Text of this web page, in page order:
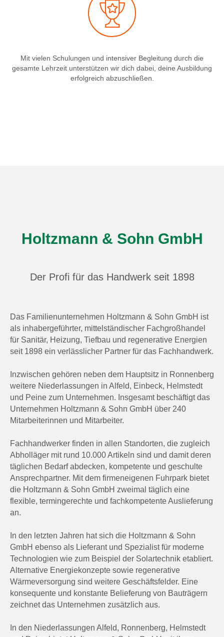
Mit vielen Schulungen und intensiver Begleitung durch die
gesamte Lehrzeit unterstützen wir dich dabei, deine Ausbildung
erfolgreich abzuschließen.
Holtzmann & Sohn GmbH
Der Profi für das Handwerk seit 1898
Das Familienunternehmen Holtzmann & Sohn GmbH ist
als inhabergeführter, mittelständischer Fachgroßhandel
für Sanitär, Heizung, Tiefbau und regenerative Energien
seit 1898 ein verlässlicher Partner für das Fachhandwerk.
Inzwischen gehören neben dem Hauptsitz in Ronnenberg
weitere Niederlassungen in Alfeld, Einbeck, Helmstedt
und Peine zum Unternehmen. Insgesamt beschäftigt das
Unternehmen Holtzmann & Sohn GmbH über 240
Mitarbeiterinnen und Mitarbeiter.
Fachhandwerker finden in allen Standorten, die zugleich
Abholläger mit rund 10.000 Artikeln sind und damit deren
täglichen Bedarf abdecken, kompetente und geschulte
Ansprechpartner. Mit dem firmeneigenen Fuhrpark bietet
die Holtzmann & Sohn GmbH zweimal täglich eine
flexible, termingerechte und fachkompetente Auslieferung
an.
In den letzten Jahren hat sich die Holtzmann & Sohn
GmbH ebenso als Lieferant und Spezialist für moderne
Technologien wie zum Beispiel der Solartechnik etabliert.
Alternative Energiekonzepte sowie regenerative
Wärmeversorgung sind weitere Geschäftsfelder. Eine
konsequente und konstante Belieferung von Bauträgern
zeichnet das Unternehmen zusätzlich aus.
In den Niederlassungen Alfeld, Ronnenberg, Helmstedt